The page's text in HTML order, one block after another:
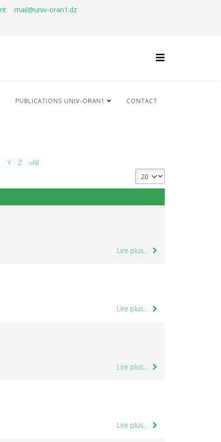
mail@univ-oran1.dz
PUBLICATIONS UNIV-ORAN1 CONTACT
Y Z
»All
Lire plus...
Lire plus...
Lire plus...
Lire plus...